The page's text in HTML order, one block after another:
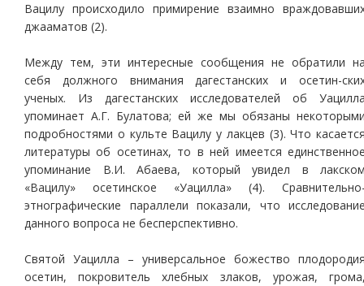
Вацилу происходило примирение взаимно
джааматов (2).
Между тем, эти интересные сообщения не обратили
себя должного внимания дагестанских и осетин-
ученых. Из дагестанских исследователей об
упоминает А.Г. Булатова; ей же мы обязаны
подробностями о культе Вацилу у лакцев (3). Что
литературы об осетинах, то в ней имеется
упоминание В.И. Абаева, который увидел в
«Вацилу» осетинское «Уацилла» (4).
этнографические параллели показали, что
данного вопроса не бесперспективно.
Святой Уацилла – универсальное божество
осетин, покровитель хлебных злаков, урожая,